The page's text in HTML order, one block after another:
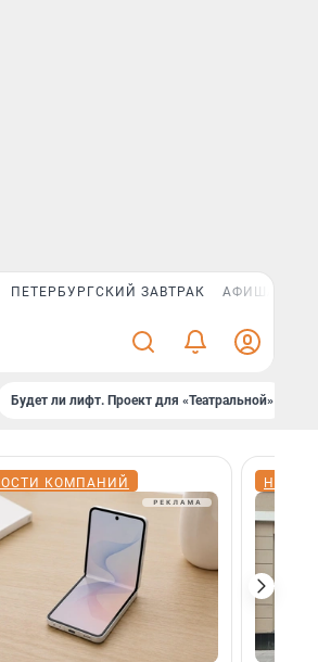
ПЕТЕРБУРГСКИЙ ЗАВТРАК АФИША PLUS
Будет ли лифт. Проект для «Театральной»
КОМПАНИЙ